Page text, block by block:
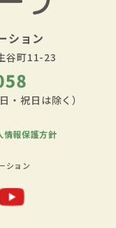
ション
谷町11-23
祝日は除く）
情報保護方針
ション